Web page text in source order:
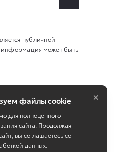
публичной
информация может быть
технологияхTradeDealer
файлы cookie
для полноценного
сайта. Продолжая
вы соглашаетесь со
данных.
×